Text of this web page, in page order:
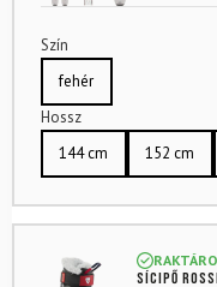
Szín
fehér
Hossz
144 cm
152 cm
Sícipő